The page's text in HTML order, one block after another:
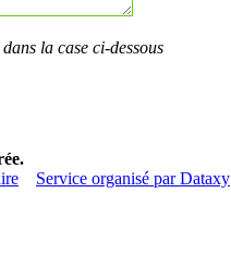
la case ci-dessous
Service organisé par Dataxy